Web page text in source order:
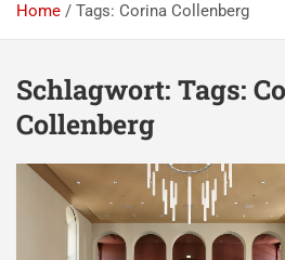
Home Tags: Corina Collenberg
Schlagwort: Tags:
Collenberg